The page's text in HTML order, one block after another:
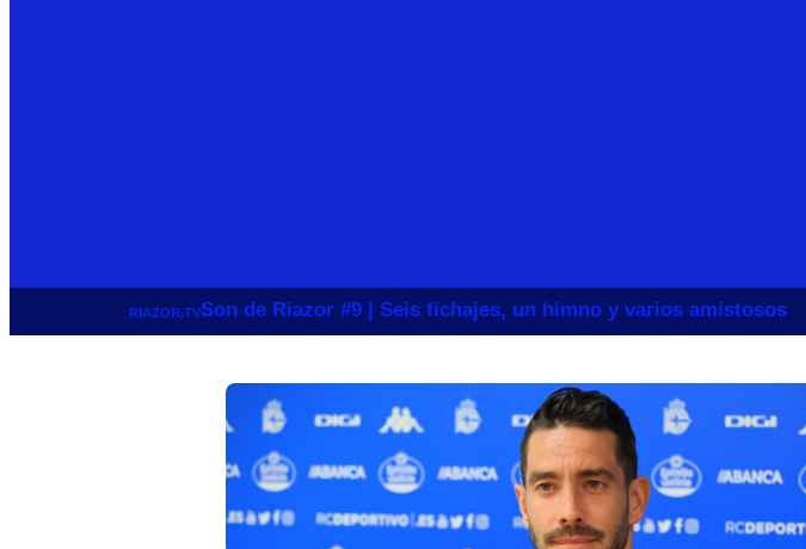
RIAZOR.TVSon de Riazor #9 | Seis fichajes, un himno y varios amistosos